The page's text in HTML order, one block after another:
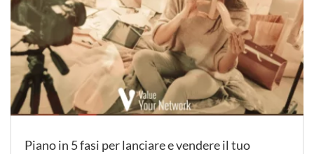
Piano in 5 fasi per lanciare e vendere il tuo